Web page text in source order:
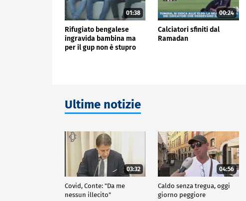
01:38
Rifugiato bengalese
ingravida bambina ma
per il gup non è stupro
00:24
Calciatori sfiniti dal
Ramadan
Ultime notizie
03:32
Covid, Conte: "Da me
nessun illecito"
04:56
Caldo senza tregua, oggi
giorno peggiore